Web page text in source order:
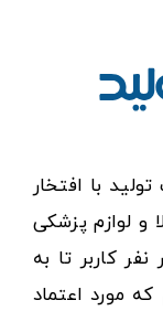
با افتخار
و لوازم پزشکی
اعتماد بیش از ۱۲۰ هزار نفر کاربر تا به
که مورد اعتماد